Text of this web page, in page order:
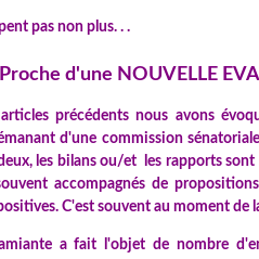
pas non plus. . .
Proche d'une NOUVELLE
précédents nous avons
d'une commission
les bilans ou/et les rapports
accompagnés de
C'est souvent au moment de
a fait l'objet de nombre